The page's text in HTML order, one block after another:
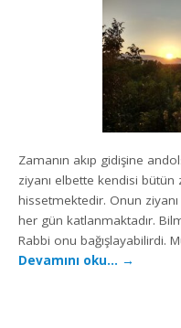
Zamanın akıp gidişine
ziyanı elbette kendisi
hissetmektedir. Onun
her gün katlanmaktadır.
Rabbi onu bağışlayabilirdi.
Devamını oku… →